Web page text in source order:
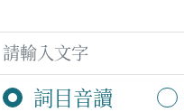
詞目音讀